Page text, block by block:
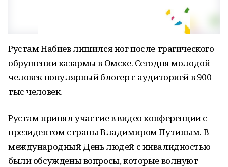
Рустам Набиев лишился ног после трагического
обрушении казармы в Омске. Сегодня молодой
человек популярный блогер с аудиторией в 900
тыс человек.
Рустам принял участие в видео конференции с
президентом страны Владимиром Путиным. В
международный День людей с инвалидностью
были обсуждены вопросы, которые волнуют